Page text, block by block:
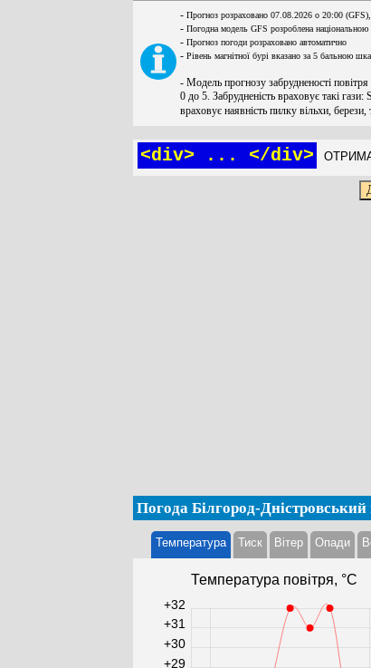
- Прогноз розраховано 07.08.2026 о 20:00
- Погодна модель GFS розроблена
- Прогноз погоди розраховано автоматично
- Рівень магнітної бурі вказано за 5 бальною
- Модель прогнозу забрудненості
0 до 5. Забрудненість враховує такі гази:
враховує наявність пилку вільхи,
<div> ... </div>
Погода Білгород-
Температура Тиск Вітер Опади
Температура повітря, °С
+29
+30
+31
+32